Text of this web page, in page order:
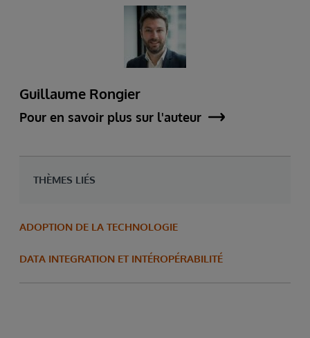
Guillaume Rongier
Pour en savoir plus sur l'auteur
THÈMES LIÉS
ADOPTION DE LA TECHNOLOGIE
DATA INTEGRATION ET INTÉROPÉRABILITÉ